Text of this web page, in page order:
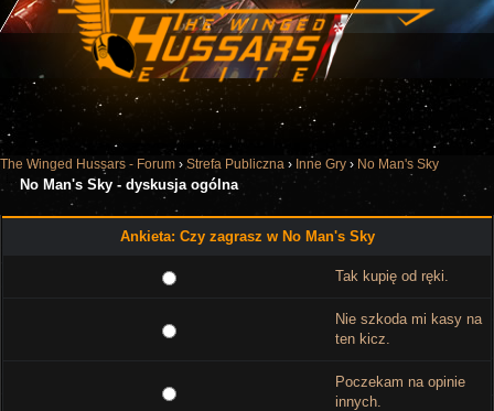
The Winged Hussars - Forum ›Strefa Publiczna › Inne Gry › No Man's Sky
No Man's Sky - dyskusja ogólna
Ankieta: Czy zagrasz w No Man's Sky
Tak kupię od ręki.
Nie szkoda mi kasy na
ten kicz.
Poczekam na opinie
innych.